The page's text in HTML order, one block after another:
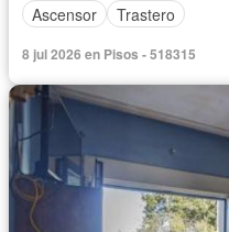
Ascensor
Trastero
8 jul 2026 en Pisos - 518315